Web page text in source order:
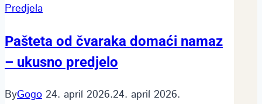
Predjela
Pašteta od čvaraka domaći namaz
– ukusno predjelo
ByGogo 24. april 2026.24. april 2026.